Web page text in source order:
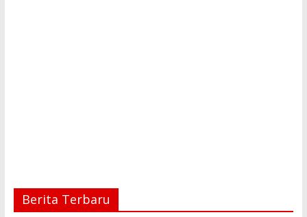
Berita Terbaru